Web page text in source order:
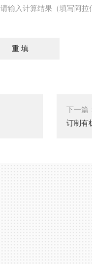
请输入计算结果（填写阿
下一篇
订制有